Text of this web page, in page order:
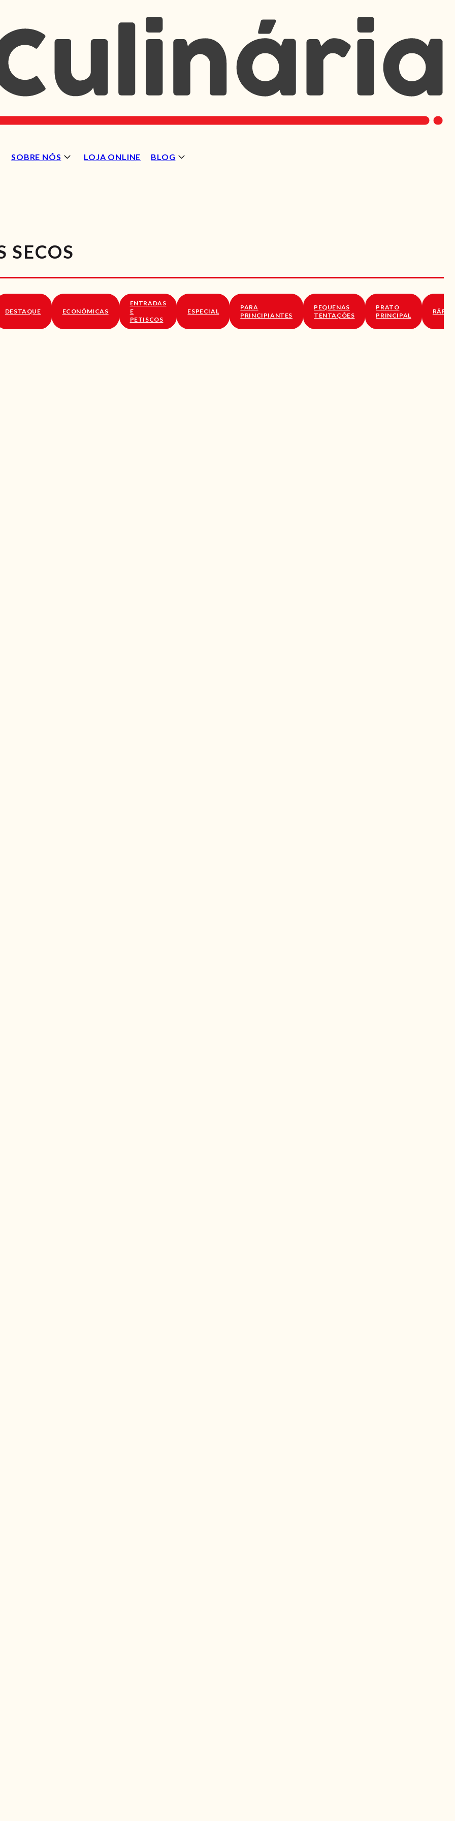
SOBRE NÓS LOJA ONLINE BLOG
SOBRE NÓS
SECOS
DESTAQUE ECONÓMICAS
ENTRADAS
E
PETISCOS
ESPECIAL
PARA
PRINCIPIANTES
PEQUENAS
TENTAÇÕES
PRATO
PRINCIPAL